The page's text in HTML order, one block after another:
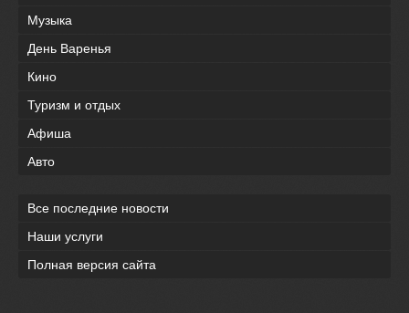
Музыка
День Варенья
Кино
Туризм и отдых
Афиша
Авто
Все последние новости
Наши услуги
Полная версия сайта